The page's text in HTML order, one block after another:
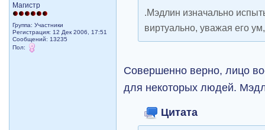
Магистр
Группа: Участники
Регистрация: 12 Дек 2006, 17:51
Сообщений: 13235
Пол:
.Мэдлин изначально
виртуально, уважая его
Совершенно верно, лицо
для некоторых людей.
Цитата